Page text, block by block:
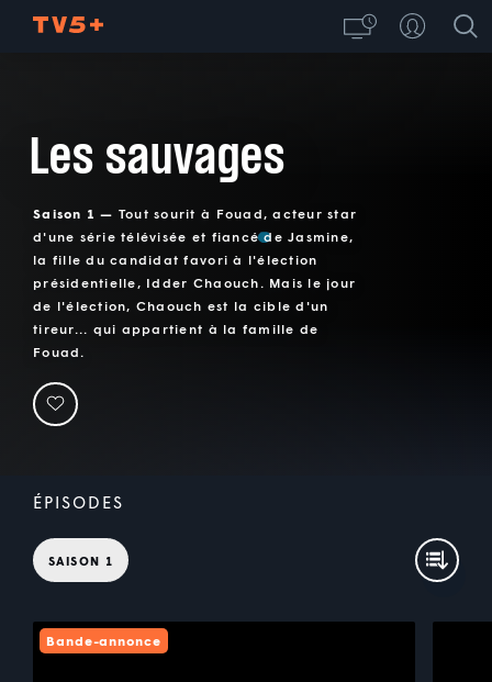
Les sauvages
Saison 1 — Tout sourit à Fouad, acteur star
d'une série télévisée et fiancé de Jasmine,
la fille du candidat favori à l'élection
présidentielle, Idder Chaouch. Mais le jour
de l'élection, Chaouch est la cible d'un
tireur... qui appartient à la famille de
Fouad.
ÉPISODES
SAISON 1
Bande-annonce